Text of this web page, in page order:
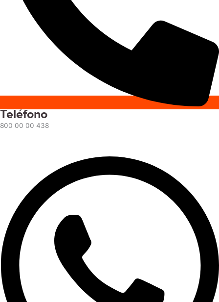
Teléfono
800 00 00 438